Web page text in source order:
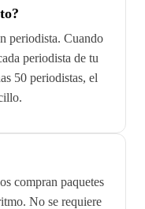
periodista. Cuando
periodista de tu
50 periodistas, el
compran paquetes
No se requiere